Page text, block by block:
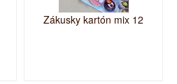
Zákusky kartón mix 12